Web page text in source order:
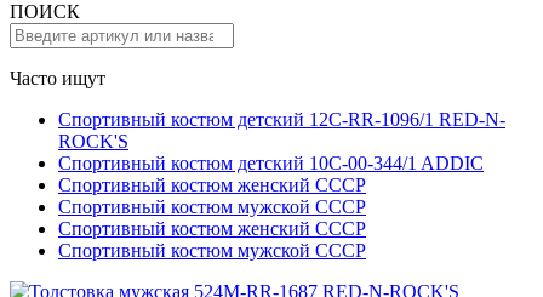
ПОИСК
Часто ищут
Спортивный костюм детский 12C-RR-1096/1 RED-N-
ROCK'S
Спортивный костюм детский 10C-00-344/1 ADDIC
Спортивный костюм женский СССР
Спортивный костюм мужской СССР
Спортивный костюм женский СССР
Спортивный костюм мужской СССР